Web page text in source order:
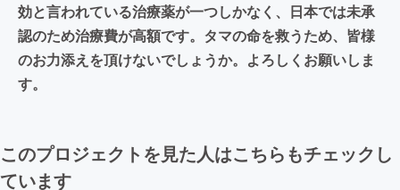
効と言われている治療薬が一つしかなく、日本では未承
認のため治療費が高額です。タマの命を救うため、皆様
のお力添えを頂けないでしょうか。よろしくお願いしま
す。
このプロジェクトを見た人はこちらもチェックし
ています